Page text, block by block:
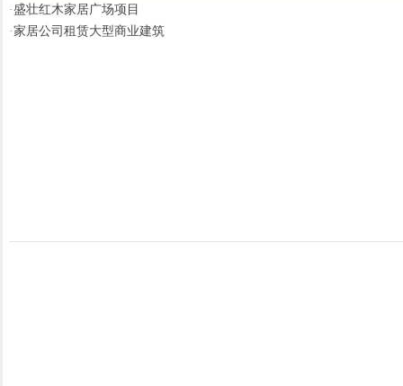
欢聚潍坊·2024青岛啤酒 畅享节今晚启幕
·盛壮红木家居广场项目
·家居公司租赁大型商业建筑